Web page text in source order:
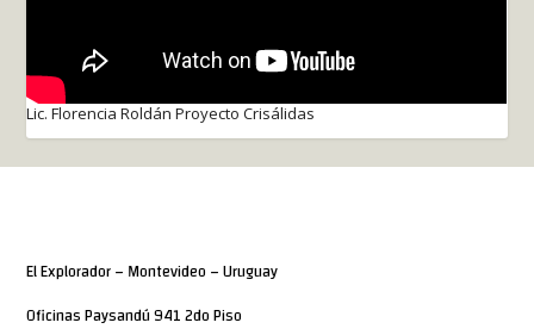
Lic. Florencia Roldán Proyecto Crisálidas
El Explorador – Montevideo – Uruguay
Oficinas Paysandú 941 2do Piso